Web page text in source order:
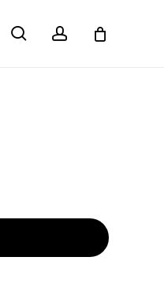
search account